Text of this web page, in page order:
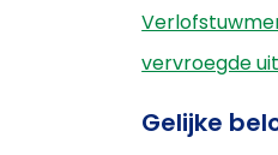
vervroegde
Gelijke